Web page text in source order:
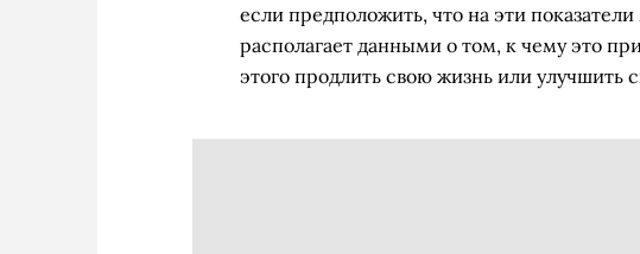
если предположить, что на эти
располагает данными о том, к чему это
этого продлить свою жизнь или улучшить